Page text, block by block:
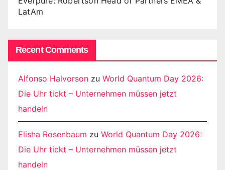
LatAm
Recent Comments
Alfonso Halvorson zu World Quantum Day 2026:
Die Uhr tickt – Unternehmen müssen jetzt
handeln
Elisha Rosenbaum zu World Quantum Day 2026:
Die Uhr tickt – Unternehmen müssen jetzt
handeln